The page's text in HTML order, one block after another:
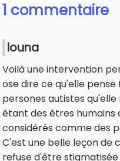
1 commentaire
louna
Voilà une intervention
ose dire ce qu'elle
persones autistes
étant des êtres humains
considérés comme des
C'est une belle leçon de
refuse d'être